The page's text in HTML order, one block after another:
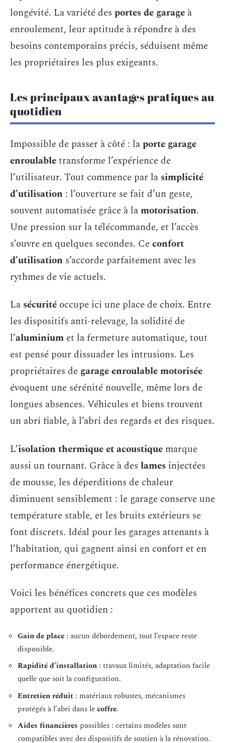
longévité. La variété des portes de garage à
enroulement, leur aptitude à répondre à des
besoins contemporains précis, séduisent même
les propriétaires les plus exigeants.
Les principaux avantages pratiques au
quotidien
Impossible de passer à côté : laporte garage
enroulabletransforme l’expérience de
l’utilisateur. Tout commence par la simplicité
d’utilisation : l’ouverture se fait d’un geste,
souvent automatisée grâce à lamotorisation.
Une pression sur la télécommande, et l’accès
s’ouvre en quelques secondes. Ceconfort
d’utilisation s’accorde parfaitement avec les
rythmes de vie actuels.
La sécurité occupe ici une place de choix. Entre
les dispositifs anti-relevage, la solidité de
l’aluminium et la fermeture automatique, tout
est pensé pour dissuader les intrusions. Les
propriétaires de garage enroulable motorisée
évoquent une sérénité nouvelle, même lors de
longues absences. Véhicules et biens trouvent
un abri fiable, à l’abri des regards et des risques.
L’isolation thermique et acoustique marque
aussi un tournant. Grâce à des lames injectées
de mousse, les déperditions de chaleur
diminuent sensiblement : le garage conserve une
température stable, et les bruits extérieurs se
font discrets. Idéal pour les garages attenants à
l’habitation, qui gagnent ainsi en confort et en
performance énergétique.
Voici les bénéfices concrets que ces modèles
apportent au quotidien :
Gain de place : aucun débordement, tout l’espace reste
disponible.
Rapidité d’installation : travaux limités, adaptation facile
quelle que soit la configuration.
Entretien réduit : matériaux robustes, mécanismes
protégés à l’abri dans lecoffre.
Aides financières possibles : certains modèles sont
compatibles avec des dispositifs de soutien à la rénovation.